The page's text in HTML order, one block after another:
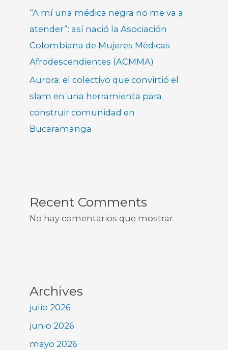
“A mí una médica negra no me va a
atender”: así nació la Asociación
Colombiana de Mujeres Médicas
Afrodescendientes (ACMMA)
Aurora: el colectivo que convirtió el
slam en una herramienta para
construir comunidad en
Bucaramanga
Recent Comments
No hay comentarios que mostrar.
Archives
julio 2026
junio 2026
mayo 2026